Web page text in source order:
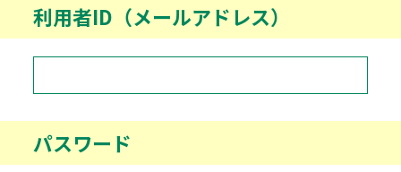
利用者ID（メールアドレス）
パスワード